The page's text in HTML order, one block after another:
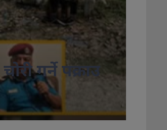
चोरी गर्ने पक्राउ